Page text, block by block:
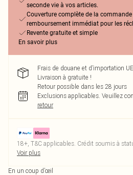
seconde vie à vos articles.
Couverture complète de la
remboursement immédiat pour les
Revente gratuite et simple
En savoir plus
Frais de douane et d’importation
Livraison à gratuite !
Retour possible dans les 28 jours
Exclusions applicables. Veuillez
retour
18+, T&C applicables. Crédit soumis à
Voir plus
En un coup d’œil